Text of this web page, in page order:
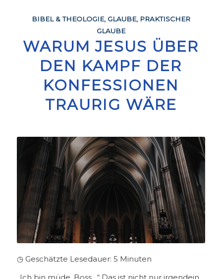
BIBEL & THEOLOGIE, GLAUBE, PRAKTISCHER
GLAUBE
WARUM JESUS ÜBER
DEN KAMPF DER
KONFESSIONEN
TRAURIG WÄRE
◷ Geschätzte Lesedauer: 5 Minuten